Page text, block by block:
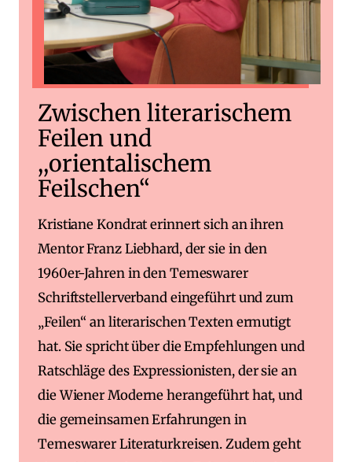
Zwischen literarischem
Feilen und
,,orientalischem
Feilschen“
Kristiane Kondrat erinnert sich an ihren
Mentor Franz Liebhard, der sie in den
1960er-Jahren in den Temeswarer
Schriftstellerverband eingeführt und zum
„Feilen“ an literarischen Texten ermutigt
hat. Sie spricht über die Empfehlungen und
Ratschläge des Expressionisten, der sie an
die Wiener Moderne herangeführt hat, und
die gemeinsamen Erfahrungen in
Temeswarer Literaturkreisen. Zudem geht